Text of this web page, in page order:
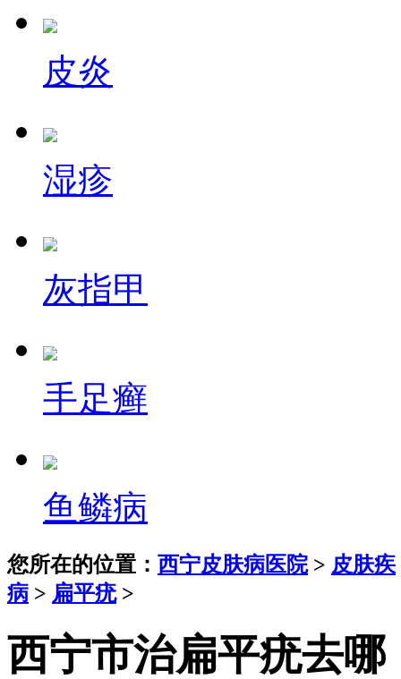
皮炎
湿疹
灰指甲
手足癣
鱼鳞病
您所在的位置： 西宁皮肤病医院> 皮肤疾
病 > 扁平疣>
西宁市治扁平疣去哪